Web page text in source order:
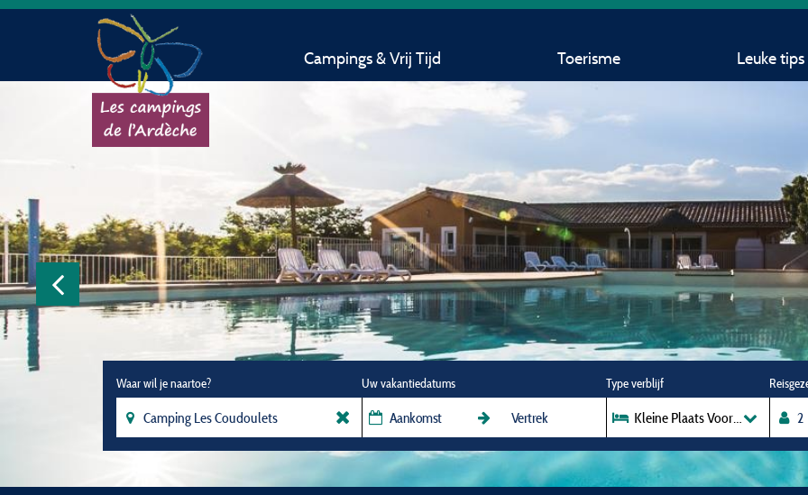
Campings & Vrij Tijd Toerisme Leuke tips
Waar wil je naartoe? Uw vakantiedatums Type verblijf
Kleine Plaats Voor Wandelaars/